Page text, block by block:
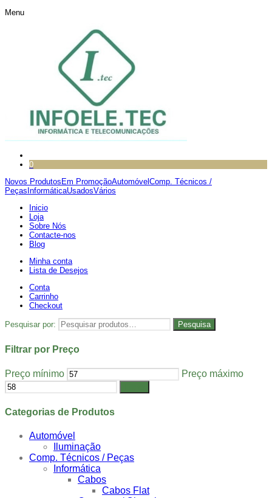
Menu
0
Novos Produtos Em PromoçãoAutomóvel Comp. Técnicos /
Peças InformáticaUsadosVários
Inicio
Loja
Sobre Nós
Contacte-nos
Blog
Minha conta
Lista de Desejos
Conta
Carrinho
Checkout
Pesquisar por: Pesquisa
Filtrar por Preço
Preço mínimo Preço máximo
Categorias de Produtos
Automóvel
Iluminação
Comp. Técnicos / Peças
Informática
Cabos
Cabos Flat